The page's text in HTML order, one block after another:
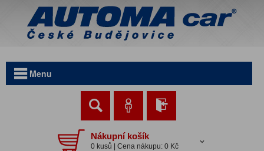
Menu
Nákupní košík
0 kusů | Cena nákupu: 0 Kč